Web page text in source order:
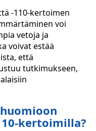
-110-kertoimen
voi
vetoja ja
voivat estää
että
tutkimukseen,
kertoimilla?